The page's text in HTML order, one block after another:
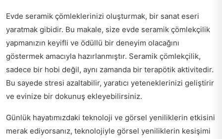
Evde seramik çömleklerinizi oluşturmak, bir sanat eseri
yaratmak gibidir. Bu makale, size evde seramik çömlekçilik
yapmanızın keyifli ve ödüllü bir deneyim olacağını
göstermek amacıyla hazırlanmıştır. Seramik çömlekçilik,
sadece bir hobi değil, aynı zamanda bir terapötik aktivitedir.
Bu sayede stresi azaltabilir, yaratıcı yeteneklerinizi geliştirir
ve evinize bir dokunuş ekleyebilirsiniz.
Günlük hayatımızdaki teknoloji ve görsel yeniliklerin etkisini
merak ediyorsanız, teknolojiyle görsel yeniliklerin kesişimi